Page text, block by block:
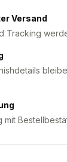
Versand
Tracking
mit